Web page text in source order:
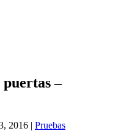
–
2016 | Pruebas